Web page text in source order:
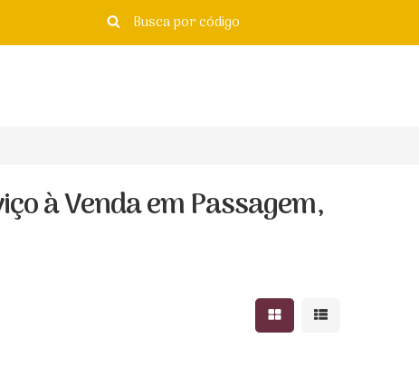
à Venda em Passagem,
Mostrar resultados
Mostrar